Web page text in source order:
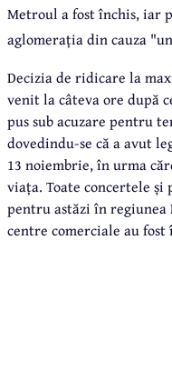
Metroul a fost închis, iar
aglomerația din cauza
Decizia de ridicare la
venit la câteva ore după
pus sub acuzare pentru
dovedindu-se că a avut
13 noiembrie, în urma
viața. Toate concertele
pentru astăzi în
centre comerciale au fost